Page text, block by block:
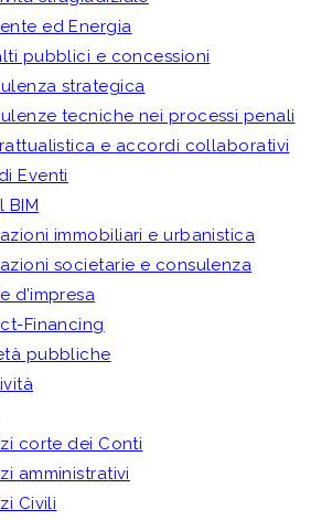
ed Energia
pubblici e concessioni
strategica
tecniche nei processi penali
e accordi collaborativi
Eventi
BIM
immobiliari e urbanistica
societarie e consulenza
d’impresa
Financing
pubbliche
corte dei Conti
amministrativi
Civili